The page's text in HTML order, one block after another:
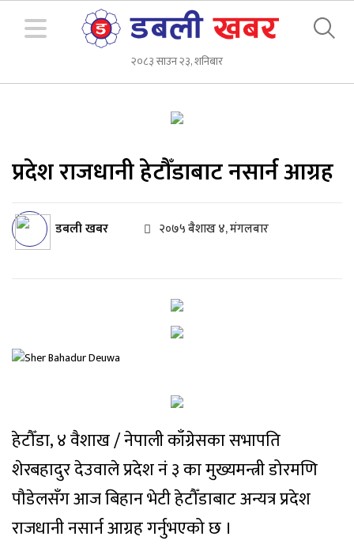
२०८३ साउन २३, शनिबार
प्रदेश राजधानी हेटौँडाबाट नसार्न आग्रह
डबली खबर २०७५ बैशाख ४, मंगलबार
हेटौँडा, ४ वैशाख / नेपाली काँग्रेसका सभापति
शेरबहादुर देउवाले प्रदेश नं ३ का मुख्यमन्त्री डोरमणि
पौडेलसँग आज बिहान भेटी हेटौँडाबाट अन्यत्र प्रदेश
राजधानी नसार्न आग्रह गर्नुभएको छ ।